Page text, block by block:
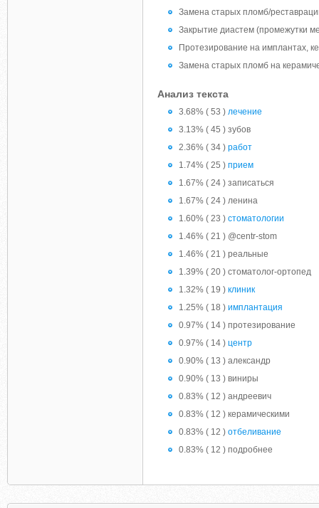
Замена старых пломб/
Закрытие диастем (промежутки
Протезирование на имплантах,
Замена старых пломб на
Анализ текста
3.68% ( 53 ) лечение
3.13% ( 45 ) зубов
2.36% ( 34 ) работ
1.74% ( 25 ) прием
1.67% ( 24 ) записаться
1.67% ( 24 ) ленина
1.60% ( 23 ) стоматологии
1.46% ( 21 ) @centr-stom
1.46% ( 21 ) реальные
1.39% ( 20 ) стоматолог-ортопед
1.32% ( 19 ) клиник
1.25% ( 18 ) имплантация
0.97% ( 14 ) протезирование
0.97% ( 14 ) центр
0.90% ( 13 ) александр
0.90% ( 13 ) виниры
0.83% ( 12 ) андреевич
0.83% ( 12 ) керамическими
0.83% ( 12 ) отбеливание
0.83% ( 12 ) подробнее